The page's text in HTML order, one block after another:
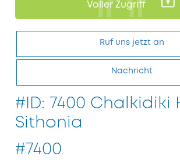
Voller Zugriff
Ruf uns jetzt an
Nachricht
#ID: 7400 Chalkidiki
Sithonia
#7400